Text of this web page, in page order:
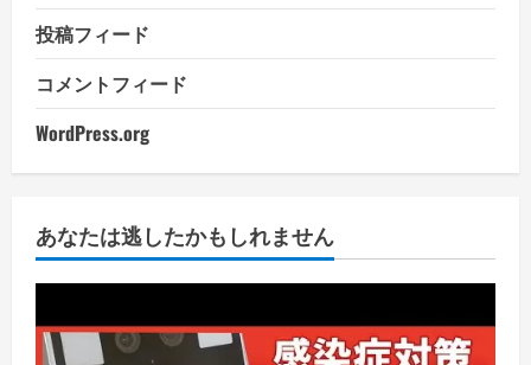
投稿フィード
コメントフィード
WordPress.org
あなたは逃したかもしれません